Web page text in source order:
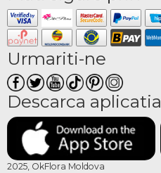
Urmariti-ne
Descarca aplicatia
2025, OkFlora Moldova